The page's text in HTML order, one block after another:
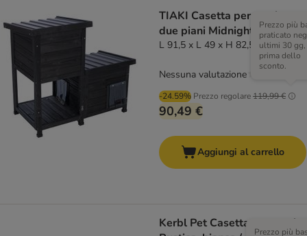
TIAKI Casetta per gatti a
due piani Midnight
L 91,5 x L 49 x H 82,5 cm
-24.59% Prezzo regolare119,99 €
Prezzo più
praticato
ultimi 30 gg,
prima dello
sconto.
90,49 €
Nessuna valutazione
Aggiungi al carrello
Kerbl Pet Casetta per gatti
Prezzo più